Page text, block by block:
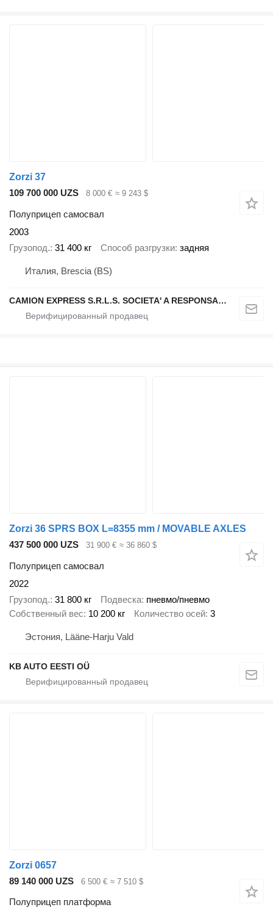
Zorzi 37
109 700 000 UZS
8 000 € ≈ 9 243 $
Полуприцеп самосвал
2003
Грузопод. 31 400 кг Способ разгрузки задняя
Италия, Brescia (BS)
CAMION EXPRESS S.R.L.S. SOCIETA' A RESPONSABILITA' LIMITATA
Zorzi 36 SPRS BOX L=8355 mm / MOVABLE AXLES
437 500 000 UZS
31 900 € ≈ 36 860 $
Полуприцеп самосвал
2022
Грузопод. 31 800 кг Подвеска пневмо/пневмо
Собственный вес 10 200 кг Количество осей 3
Эстония, Lääne-Harju Vald
KB AUTO EESTI OÜ
Zorzi 0657
89 140 000 UZS
6 500 € ≈ 7 510 $
Полуприцеп платформа